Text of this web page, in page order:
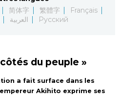
简体字 繁體字
Français
العربية Русский
du peuple »
a fait surface dans les
Akihito exprime ses